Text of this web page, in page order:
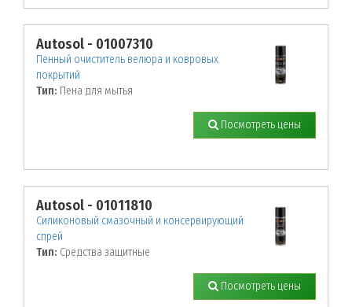
Autosol - 01007310
Пенный очиститель велюра и ковровых
покрытий
Тип: Пена для мытья
Посмотреть цены
Autosol - 01011810
Силиконовый смазочный и консервирующий
спрей
Тип: Средства защитные
Посмотреть цены